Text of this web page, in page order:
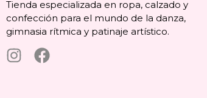
Tienda especializada en ropa, calzado y
confección para el mundo de la danza,
gimnasia rítmica y patinaje artístico.